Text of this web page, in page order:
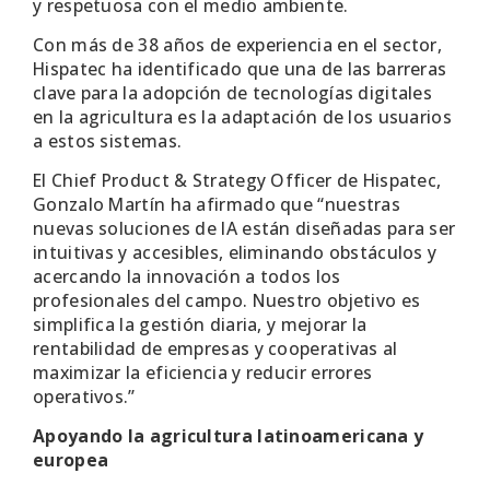
y respetuosa con el medio ambiente.
Con más de 38 años de experiencia en el sector,
Hispatec ha identificado que una de las barreras
clave para la adopción de tecnologías digitales
en la agricultura es la adaptación de los usuarios
a estos sistemas.
El Chief Product & Strategy Officer de Hispatec,
Gonzalo Martín ha afirmado que “nuestras
nuevas soluciones de IA están diseñadas para ser
intuitivas y accesibles, eliminando obstáculos y
acercando la innovación a todos los
profesionales del campo. Nuestro objetivo es
simplifica la gestión diaria, y mejorar la
rentabilidad de empresas y cooperativas al
maximizar la eficiencia y reducir errores
operativos.”
Apoyando la agricultura latinoamericana y
europea